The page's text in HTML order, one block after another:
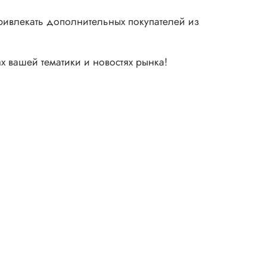
дополнительных покупателей из
тематики и новостях рынка!